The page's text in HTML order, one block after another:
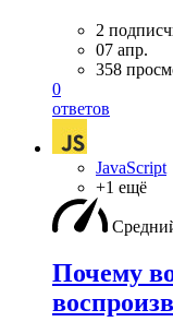
2
07 апр.
358
0
ответов
JavaScript
+1 ещё
Почему